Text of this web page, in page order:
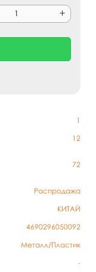
1
12
72
Распродажа
КИТАЙ
4690296050092
Металл/Пластик
-